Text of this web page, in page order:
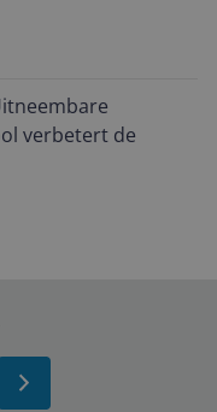
verbetert de